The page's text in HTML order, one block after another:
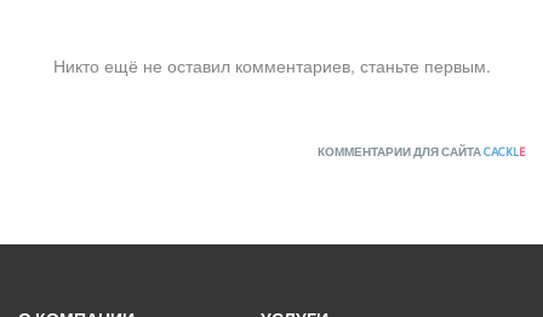
Никто ещё не оставил комментариев, станьте первым.
КОММЕНТАРИИ ДЛЯ САЙТАCACKLE